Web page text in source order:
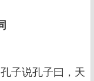
子说孔子曰，天